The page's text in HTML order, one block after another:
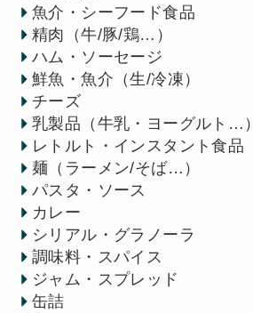
魚介・シーフード食品
精肉（牛/豚/鶏…）
ハム・ソーセージ
鮮魚・魚介（生/冷凍）
チーズ
乳製品（牛乳・ヨーグルト…）
レトルト・インスタント食品
麺（ラーメン/そば…）
パスタ・ソース
カレー
シリアル・グラノーラ
調味料・スパイス
ジャム・スプレッド
缶詰